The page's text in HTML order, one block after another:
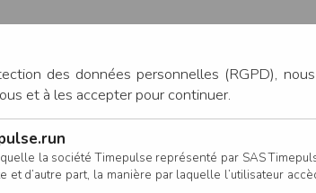
CONNEXION
des données personnelles (RGPD),
et à les accepter pour continuer.
la société Timepulse représenté par SAS
d’autre part, la manière par laquelle l’utilisateur